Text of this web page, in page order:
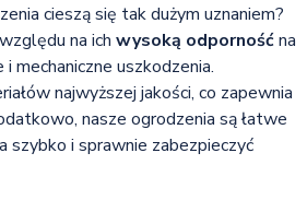
cieszą się tak dużym uznaniem?
na ich wysoką odpornośćna
mechaniczne uszkodzenia.
najwyższej jakości, co zapewnia
nasze ogrodzenia są łatwe
szybko i sprawnie zabezpieczyć